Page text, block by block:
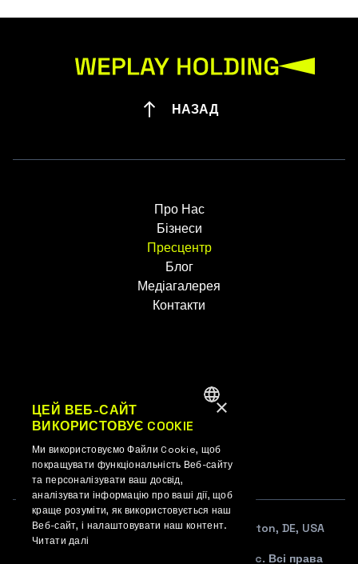
НАЗАД
Про Нас
Бізнеси
Пресцентр
Блог
Медіагалерея
Контакти
108 W. 13TH STREET SUITE 100, Wilmington, DE, USA
© 2012–2026 WePlay Esports Media, Inc. Всі права
UKRAINIAN
×
ЦЕЙ ВЕБ-САЙТ
ВИКОРИСТОВУЄ COOKIE
Ми використовуємо Файли Cookie, щоб
покращувати функціональність Веб-сайту
та персоналізувати ваш досвід,
аналізувати інформацію про ваші дії, щоб
краще розуміти, як використовується наш
Веб-сайт, і налаштовувати наш контент.
Читати далі